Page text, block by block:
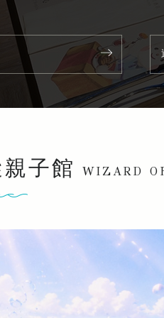
子館 WIZARD